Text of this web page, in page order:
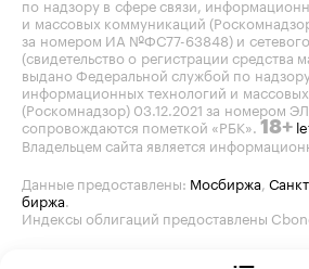
по надзору в сфере связи,
и массовых коммуникаций
за номером ИА №ФС77-63848) и
(свидетельство о регистрации
выдано Федеральной службой по
информационных технологий и
(Роскомнадзор) 03.12.2021 за номером
сопровождаются пометкой «РБК». 18+
Владельцем сайта является
Данные предоставлены: Мосбиржа,
биржа.
Индексы облигаций предоставлены